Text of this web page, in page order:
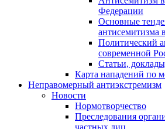
Федерации
Основные
антисемитизма
Политический
современной
Статьи,
Карта нападений по
Неправомерный антиэкстремизм
Новости
Нормотворчество
Преследования
частных лиц